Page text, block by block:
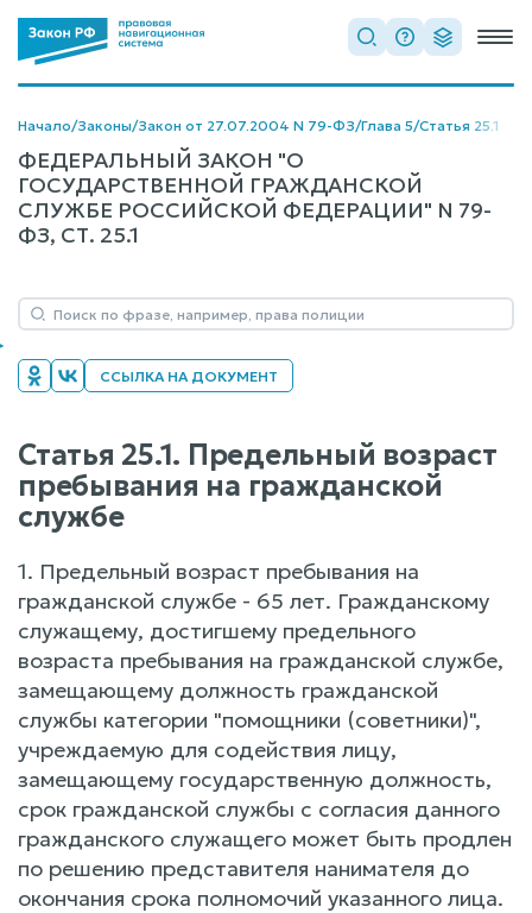
Начало/Законы/Закон от 27.07.2004 N 79-ФЗ/Глава 5/Статья 25.1
ФЕДЕРАЛЬНЫЙ ЗАКОН "О
ГОСУДАРСТВЕННОЙ ГРАЖДАНСКОЙ
СЛУЖБЕ РОССИЙСКОЙ ФЕДЕРАЦИИ" N 79-
ФЗ, СТ. 25.1
ССЫЛКА НА ДОКУМЕНТ
Статья 25.1. Предельный возраст
пребывания на гражданской
службе
1. Предельный возраст пребывания на
гражданской службе - 65 лет. Гражданскому
служащему, достигшему предельного
возраста пребывания на гражданской службе,
замещающему должность гражданской
службы категории "помощники (советники)",
учреждаемую для содействия лицу,
замещающему государственную должность,
срок гражданской службы с согласия данного
гражданского служащего может быть продлен
по решению представителя нанимателя до
окончания срока полномочий указанного лица.